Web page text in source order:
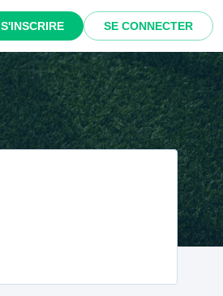
S'INSCRIRE SE CONNECTER